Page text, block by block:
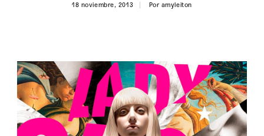
DERECHOS RESERVADOS.
18 noviembre, 2013 Por amyleiton